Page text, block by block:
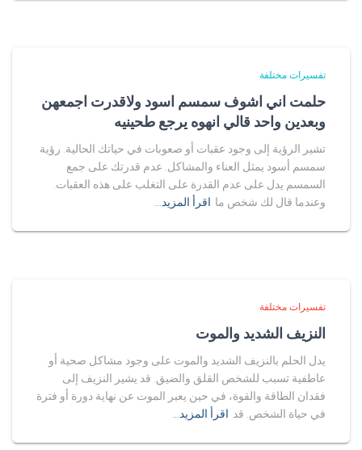
تفسيرات مختلفة
حلمت اني اشوف سمسم اسود ولاقدرت اجمعهن
وبعدين واحد قالي انهوه يرجع طحينيه
تشير الرؤية إلى وجود عقبات أو صعوبات في حياتك الحالية. رؤية
سمسم أسود يمثل العناء والمشاكل. عدم قدرتك على جمع
السمسم يدل على عدم القدرة على التغلب على هذه العقبات.
وعندما قال لك شخص ما اقرأ المزيد…
تفسيرات مختلفة
النزيف الشديد والموت
يدل الحلم بالنزيف الشديد والموت على وجود مشاكل صحية أو
عاطفية تسبب للشخص القلق والضيق. قد يشير النزيف إلى
فقدان الطاقة والقوة، في حين يعبر الموت عن نهاية دورة أو فترة
في حياة الشخص. قد اقرأ المزيد…